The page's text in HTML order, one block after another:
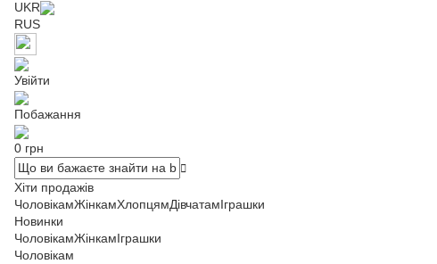
UKR
RUS
Увійти
Побажання
0 грн
Хіти продажів
ЧоловікамЖінкамХлопцямДівчатамІграшки
Новинки
ЧоловікамЖінкамІграшки
Чоловікам